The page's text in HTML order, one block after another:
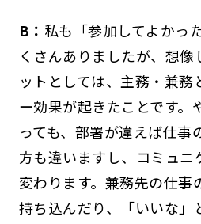
B： 私も「参加してよかっ
くさんありましたが、想像
ットとしては、主務・兼務
ー効果が起きたことです。
っても、部署が違えば仕事
方も違いますし、コミュニ
変わります。兼務先の仕事
持ち込んだり、「いいな」